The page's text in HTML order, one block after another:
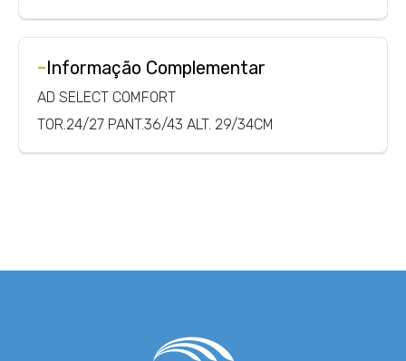
-Informação Complementar
AD SELECT COMFORT
TOR.24/27 PANT.36/43 ALT. 29/34CM